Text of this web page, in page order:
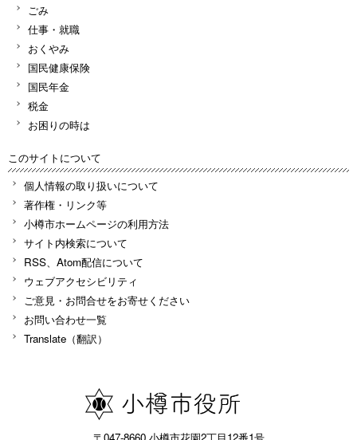
ごみ
仕事・就職
おくやみ
国民健康保険
国民年金
税金
お困りの時は
このサイトについて
個人情報の取り扱いについて
著作権・リンク等
小樽市ホームページの利用方法
サイト内検索について
RSS、Atom配信について
ウェブアクセシビリティ
ご意見・お問合せをお寄せください
お問い合わせ一覧
Translate（翻訳）